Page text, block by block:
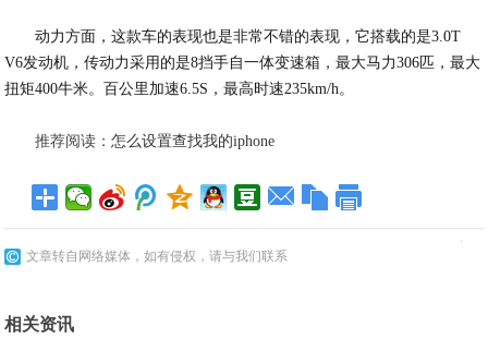
动力方面，这款车的表现也是非常不错的表现，它搭载的是3.0T
V6发动机，传动力采用的是8挡手自一体变速箱，最大马力306匹，最大
扭矩400牛米。百公里加速6.5S，最高时速235km/h。
推荐阅读：怎么设置查找我的iphone
文章转自网络媒体，如有侵权，请与我们联系
相关资讯